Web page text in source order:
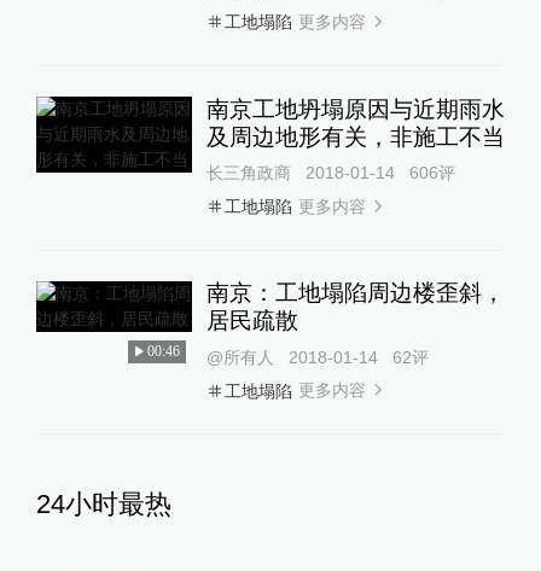
工地塌陷 更多内容
南京工地坍塌原因与近期雨水
及周边地形有关，非施工不当
长三角政商 2018-01-14 606评
工地塌陷 更多内容
00:46
南京：工地塌陷周边楼歪斜，
居民疏散
@所有人 2018-01-14 62评
工地塌陷 更多内容
24小时最热